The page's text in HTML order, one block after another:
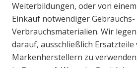
Weiterbildungen, oder von
Einkauf notwendiger Gebrauchs-
Verbrauchsmaterialien. Wir
darauf, ausschließlich
Markenherstellern zu